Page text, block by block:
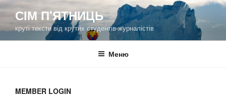
Перейти
вмісту
СІМ П'ЯТНИЦЬ
круті тексти від крутих студентів-журналістів
Меню
MEMBER LOGIN